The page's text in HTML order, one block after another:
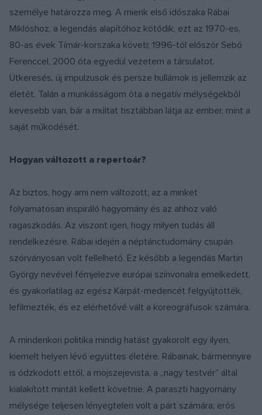
személye határozza meg. A mienk első időszaka Rábai
Miklóshoz, a legendás alapítóhoz kötődik, ezt az 1970-es,
80-as évek Tímár-korszaka követi; 1996-tól először Sebő
Ferenccel, 2000 óta egyedül vezetem a társulatot.
Útkeresés, új impulzusok és persze hullámok is jellemzik az
életét. Talán a munkásságom óta a negatív mélységekből
kevesebb van, bár a múltat tisztábban látja az ember, mint a
saját működését.
Hogyan változott a repertoár?
Az biztos, hogy ami nem változott, az a minket
folyamatosan inspiráló hagyomány és az ahhoz való
ragaszkodás. Az viszont igen, hogy milyen tudás áll
rendelkezésre. Rábai idején a néptánctudomány csupán
szórványosan volt fellelhető. Ez később a legendás Martin
György nevével fémjelezve európai színvonalra emelkedett,
és gyakorlatilag az egész Kárpát-medencét felgyűjtötték,
lefilmezték, és ez elérhetővé vált a koreográfusok számára.
A mindenkori politika mindig hatást gyakorolt egy ilyen,
kiemelt helyen lévő együttes életére. Rábainak, bármennyire
is ódzkodott ettől, a mojszejevista, a „nagy testvér” által
kialakított mintát kellett követnie. A paraszti hagyomány
mélysége teljesen lényegtelen volt a párt számára; erős